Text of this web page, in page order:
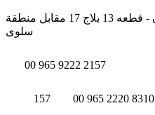
شاطئ انجفة - شارع التعاون - قطعه 13 بلاج 17 مقابل منطقة
سلوى
00 965 9222 2157
157 00 965 2220 8310